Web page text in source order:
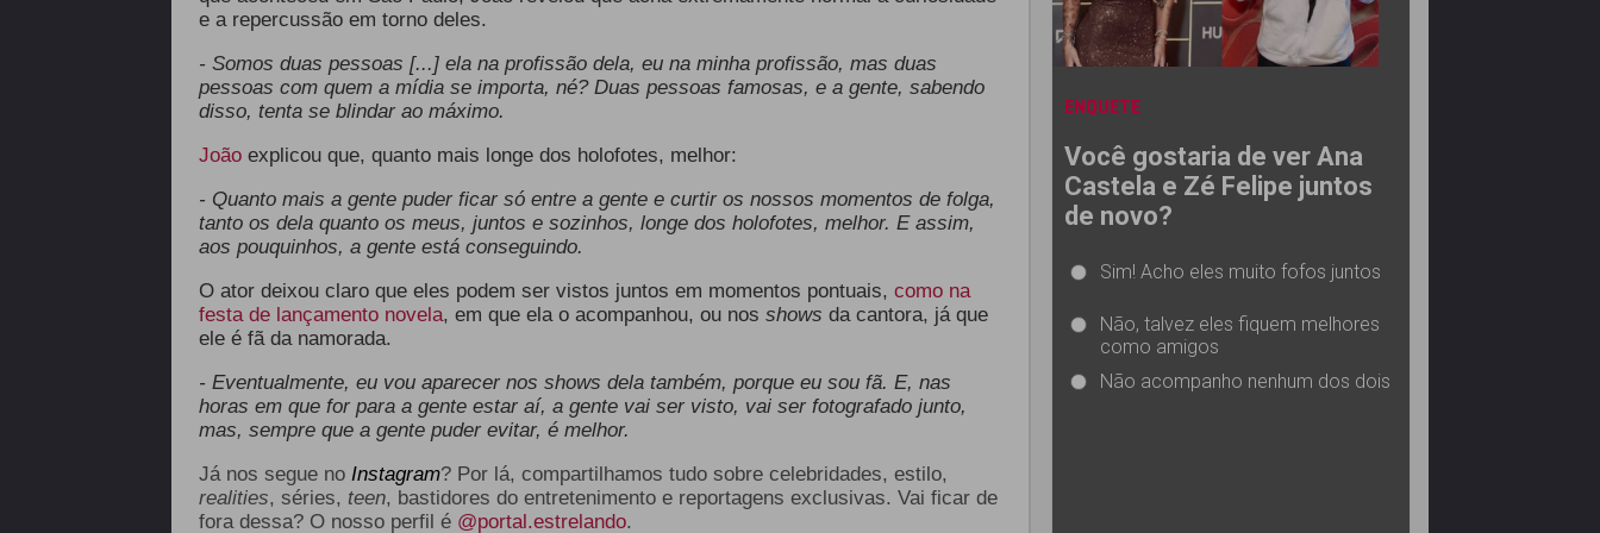
e a repercussão em torno deles.
- Somos duas pessoas [...] ela na profissão dela, eu na minha profissão, mas duas
pessoas com quem a mídia se importa, né? Duas pessoas famosas, e a gente, sabendo
disso, tenta se blindar ao máximo.
Joãoexplicou que, quanto mais longe dos holofotes, melhor:
- Quanto mais a gente puder ficar só entre a gente e curtir os nossos momentos de folga,
tanto os dela quanto os meus, juntos e sozinhos, longe dos holofotes, melhor. E assim,
aos pouquinhos, a gente está conseguindo.
O ator deixou claro que eles podem ser vistos juntos em momentos pontuais, como na
festa de lançamento novela, em que ela o acompanhou, ou nos shows da cantora, já que
ele é fã da namorada.
- Eventualmente, eu vou aparecer nos shows dela também, porque eu sou fã. E, nas
horas em que for para a gente estar aí, a gente vai ser visto, vai ser fotografado junto,
mas, sempre que a gente puder evitar, é melhor.
Já nos segue no Instagram? Por lá, compartilhamos tudo sobre celebridades, estilo,
realities, séries, teen, bastidores do entretenimento e reportagens exclusivas. Vai ficar de
fora dessa? O nosso perfil é@portal.estrelando.
ENQUETE
Você gostaria de ver Ana
Castela e Zé Felipe juntos
de novo?
Sim! Acho eles muito fofos juntos
Não, talvez eles fiquem melhores
como amigos
Não acompanho nenhum dos dois